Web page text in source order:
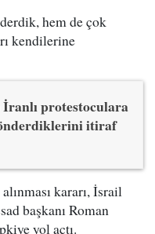
hem de çok
kendilerine
protestoculara
itiraf
kararı, İsrail
başkanı Roman
yol açtı.